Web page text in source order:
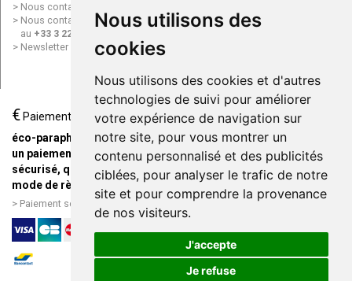
Nous utilisons des
cookies
Nous utilisons des cookies et d'autres
technologies de suivi pour améliorer
votre expérience de navigation sur
notre site, pour vous montrer un
contenu personnalisé et des publicités
ciblées, pour analyser le trafic de notre
site et pour comprendre la provenance
de nos visiteurs.
J'accepte
Je refuse
Nous contacter par e-mail
Nous contacter par téléphone
au +33 3 22 71 64 10
Newsletter
Mentions légales
Données personnelles
ligne
€ Paiement
éco-parapharmacie.fr offre
un paiement entièrement
sécurisé, quel que soit le
mode de règlement
Paiement sécurisé et simple
Livraison / Point retrait
Commandez en ligne et
recevez votre commande
rapidement chez vous ou en
point retrait
Livraison chez vous ou en